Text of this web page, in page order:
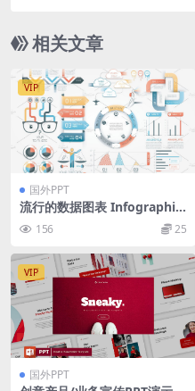
相关文章
VIP
国外PPT
流行的数据图表 Infographic
Elements
156 25
VIP
国外PPT